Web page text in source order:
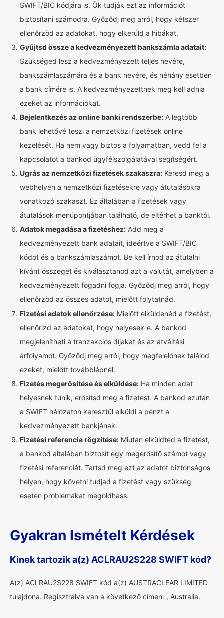
SWIFT/BIC kódjára is. Ők tudják ezt az információt
biztosítani számodra. Győződj meg arról, hogy kétszer
ellenőrzöd az adatokat, hogy elkerüld a hibákat.
Gyűjtsd össze a kedvezményezett bankszámla adatait:
Szükséged lesz a kedvezményezett teljes nevére,
bankszámlaszámára és a bank nevére, és néhány esetben
a bank címére is. A kedvezményezettnek meg kell adnia
ezeket az információkat.
Bejelentkezés az online banki rendszerbe: A legtöbb
bank lehetővé teszi a nemzetközi fizetések online
kezelését. Ha nem vagy biztos a folyamatban, vedd fel a
kapcsolatot a bankod ügyfélszolgálatával segítségért.
Ugrás az nemzetközi fizetések szakaszra: Keresd meg a
webhelyen a nemzetközi fizetésekre vagy átutalásokra
vonatkozó szakaszt. Ez általában a fizetések vagy
átutalások menüpontjában található, de eltérhet a banktól.
Adatok megadása a fizetéshez: Add meg a
kedvezményezett bank adatait, ideértve a SWIFT/BIC
kódot és a bankszámlaszámot. Be kell írnod az átutalni
kívánt összeget és kiválasztanod azt a valutát, amelyben a
kedvezményezett fogadni fogja. Győződj meg arról, hogy
ellenőrzöd az összes adatot, mielőtt folytatnád.
Fizetési adatok ellenőrzése: Mielőtt elküldenéd a fizetést,
ellenőrizd az adatokat, hogy helyesek-e. A bankod
megjelenítheti a tranzakciós díjakat és az átváltási
árfolyamot. Győződj meg arról, hogy megfelelőnek találod
ezeket, mielőtt továbblépnél.
Fizetés megerősítése és elküldése: Ha minden adat
helyesnek tűnik, erősítsd meg a fizetést. A bankod ezután
a SWIFT hálózaton keresztül elküldi a pénzt a
kedvezményezett bankjának.
Fizetési referencia rögzítése: Miután elküldted a fizetést,
a bankod általában biztosít egy megerősítő számot vagy
fizetési referenciát. Tartsd meg ezt az adatot biztonságos
helyen, hogy követni tudjad a fizetést vagy szükség
esetén problémákat megoldhass.
Gyakran Ismételt Kérdések
Kinek tartozik a(z) ACLRAU2S228 SWIFT kód?
A(z) ACLRAU2S228 SWIFT kód a(z) AUSTRACLEAR LIMITED
tulajdona. Regisztrálva van a következő címen: , Australia.